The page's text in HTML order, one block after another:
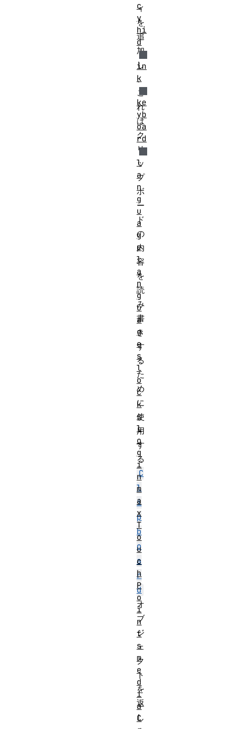
ィ
を
追
加
し
、
こ
れ
は
ク
リ
ッ
プ
ボ
ー
ド
の
内
容
を
読
み
書
き
す
る
た
め
に
使
用
す
る
C
l
i
p
b
o
a
r
d
オ
ブ
ジ
ェ
ク
ト
を
返
し
c
y
hi
d
in
k
ke
yb
oa
rd
l
a
n
g
u
a
g
e
l
a
n
g
u
a
g
e
s
l
o
c
k
s
l
o
g
i
n
m
a
x
T
o
u
c
h
P
o
i
n
t
s
m
e
d
i
a
C